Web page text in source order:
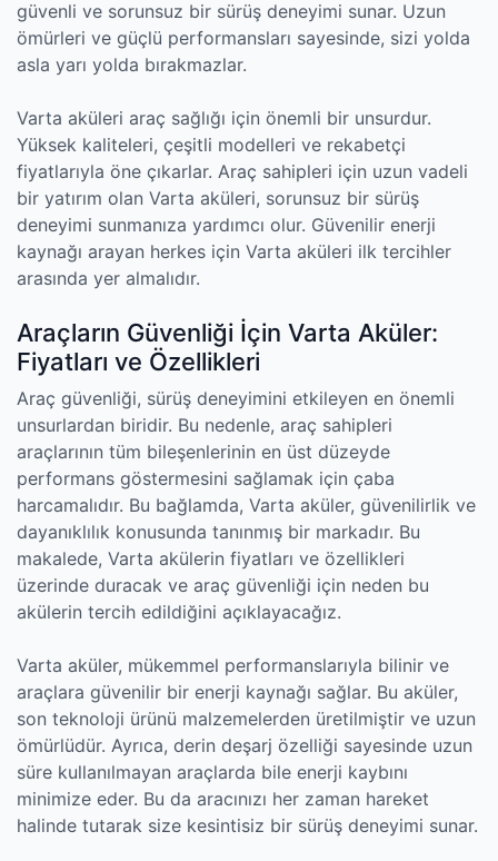
güvenli ve sorunsuz bir sürüş deneyimi sunar. Uzun
ömürleri ve güçlü performansları sayesinde, sizi yolda
asla yarı yolda bırakmazlar.
Varta aküleri araç sağlığı için önemli bir unsurdur.
Yüksek kaliteleri, çeşitli modelleri ve rekabetçi
fiyatlarıyla öne çıkarlar. Araç sahipleri için uzun vadeli
bir yatırım olan Varta aküleri, sorunsuz bir sürüş
deneyimi sunmanıza yardımcı olur. Güvenilir enerji
kaynağı arayan herkes için Varta aküleri ilk tercihler
arasında yer almalıdır.
Araçların Güvenliği İçin Varta Aküler:
Fiyatları ve Özellikleri
Araç güvenliği, sürüş deneyimini etkileyen en önemli
unsurlardan biridir. Bu nedenle, araç sahipleri
araçlarının tüm bileşenlerinin en üst düzeyde
performans göstermesini sağlamak için çaba
harcamalıdır. Bu bağlamda, Varta aküler, güvenilirlik ve
dayanıklılık konusunda tanınmış bir markadır. Bu
makalede, Varta akülerin fiyatları ve özellikleri
üzerinde duracak ve araç güvenliği için neden bu
akülerin tercih edildiğini açıklayacağız.
Varta aküler, mükemmel performanslarıyla bilinir ve
araçlara güvenilir bir enerji kaynağı sağlar. Bu aküler,
son teknoloji ürünü malzemelerden üretilmiştir ve uzun
ömürlüdür. Ayrıca, derin deşarj özelliği sayesinde uzun
süre kullanılmayan araçlarda bile enerji kaybını
minimize eder. Bu da aracınızı her zaman hareket
halinde tutarak size kesintisiz bir sürüş deneyimi sunar.